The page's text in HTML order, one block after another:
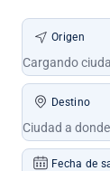
Origen
Destino
Fecha de